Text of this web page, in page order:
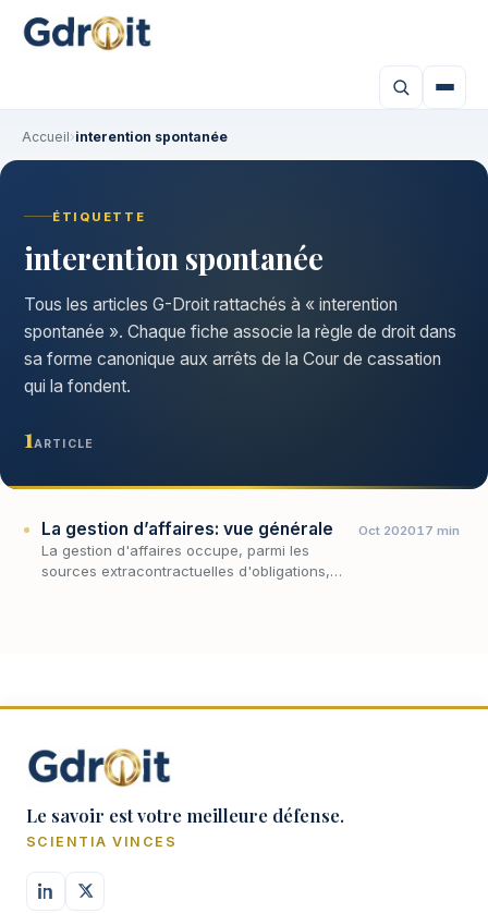
Accueil›interention spontanée
ÉTIQUETTE
interention spontanée
Tous les articles G-Droit rattachés à « interention
spontanée ». Chaque fiche associe la règle de droit dans
sa forme canonique aux arrêts de la Cour de cassation
qui la fondent.
1 ARTICLE
La gestion d’affaires: vue générale
La gestion d'affaires occupe, parmi les
sources extracontractuelles d'obligations,
Oct 202017 min
Le savoir est votre meilleure défense.
SCIENTIA VINCES